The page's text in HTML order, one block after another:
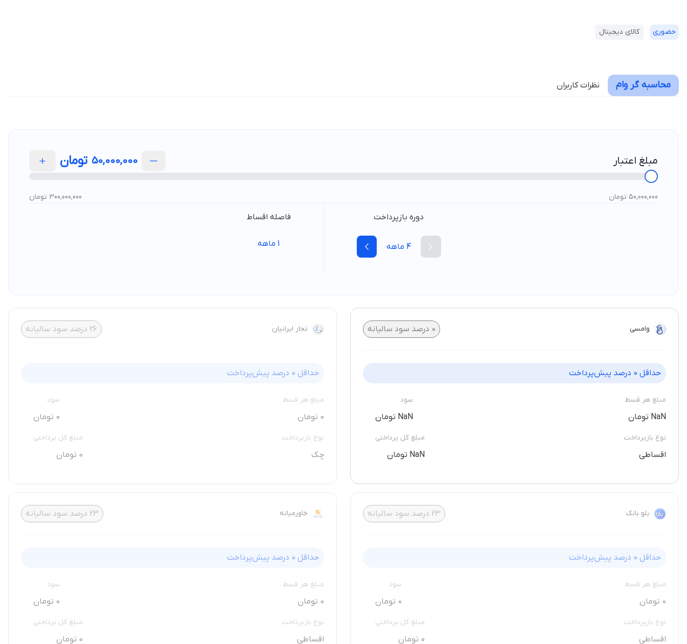
حضوری کالای دیجیتال
محاسبه گر وام نظرات کاربران
مبلغ اعتبار 50,000,000 تومان
50,000,000 تومان 300,000,000 تومان
دوره بازپرداخت
4 ماهه
فاصله اقساط
1 ماهه
وامسی 0 درصد سود سالیانه
حداقل 0 درصد پیش‌پرداخت
مبلغ هر قسط
NaN تومان
سود
NaN تومان
نوع بازپرداخت
اقساطی
مبلغ کل پرداختی
NaN تومان
تجار ایرانیان 26 درصد سود سالیانه
حداقل 0 درصد پیش‌پرداخت
مبلغ هر قسط
0 تومان
سود
0 تومان
نوع بازپرداخت
چک
مبلغ کل پرداختی
0 تومان
بلو بانک 23 درصد سود سالیانه
حداقل 0 درصد پیش‌پرداخت
مبلغ هر قسط
0 تومان
سود
0 تومان
نوع بازپرداخت
اقساطی
مبلغ کل پرداختی
0 تومان
خاورمیانه 23 درصد سود سالیانه
حداقل 0 درصد پیش‌پرداخت
مبلغ هر قسط
0 تومان
سود
0 تومان
نوع بازپرداخت
اقساطی
مبلغ کل پرداختی
0 تومان